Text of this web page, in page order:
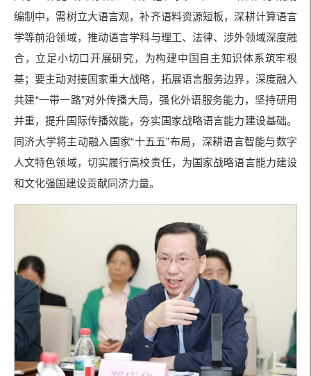
编制中，需树立大语言观，补齐语料资源短板，深耕计算语言
学等前沿领域，推动语言学科与理工、法律、涉外领域深度融
合，立足小切口开展研究，为构建中国自主知识体系筑牢根
基；要主动对接国家重大战略，拓展语言服务边界，深度融入
共建“一带一路”对外传播大局，强化外语服务能力，坚持研用
并重，提升国际传播效能，夯实国家战略语言能力建设基础。
同济大学将主动融入国家“十五五”布局，深耕语言智能与数字
人文特色领域，切实履行高校责任，为国家战略语言能力建设
和文化强国建设贡献同济力量。